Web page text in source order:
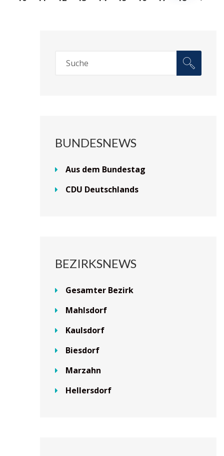
BUNDESNEWS
Aus dem Bundestag
CDU Deutschlands
BEZIRKSNEWS
Gesamter Bezirk
Mahlsdorf
Kaulsdorf
Biesdorf
Marzahn
Hellersdorf